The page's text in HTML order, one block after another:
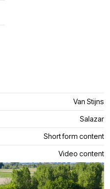
Van Stijns
Salazar
Short form content
Video content